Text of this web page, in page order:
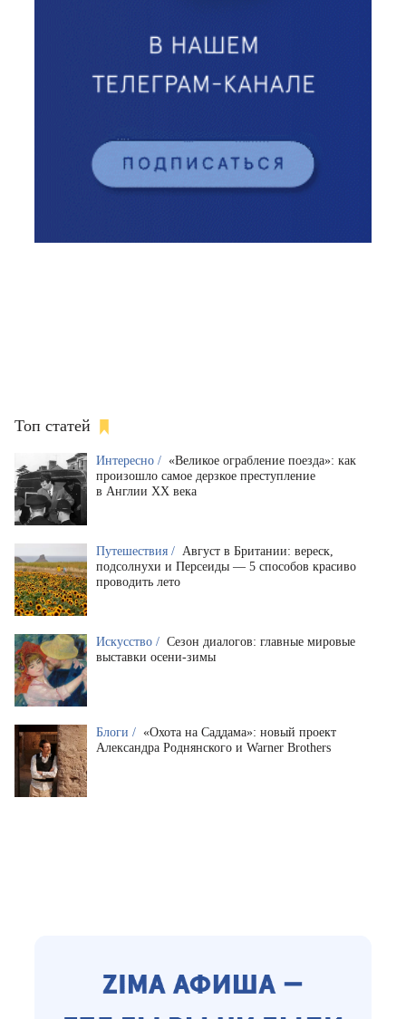
Топ статей
Интересно / «Великое ограбление поезда»: как
произошло самое дерзкое преступление
в Англии XX века
Путешествия / Август в Британии: вереск,
подсолнухи и Персеиды — 5 способов красиво
проводить лето
Искусство / Сезон диалогов: главные мировые
выставки осени-зимы
Блоги / «Охота на Саддама»: новый проект
Александра Роднянского и Warner Brothers